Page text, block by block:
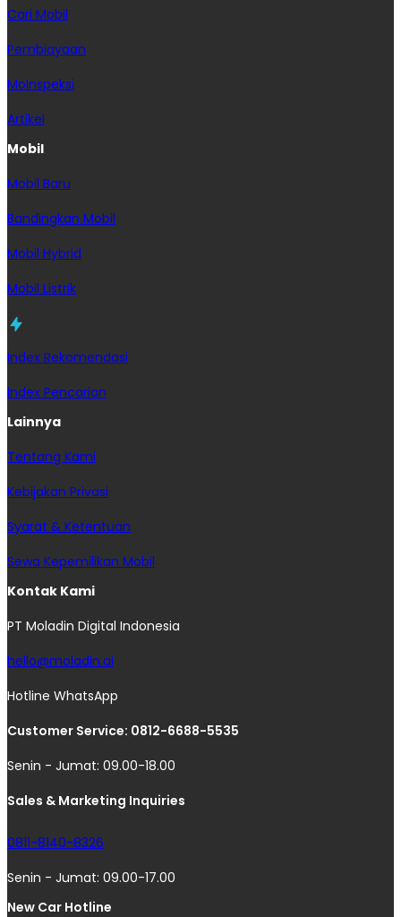
Cari Mobil
Pembiayaan
MoInspeksi
Artikel
Mobil
Mobil Baru
Bandingkan Mobil
Mobil Hybrid
Mobil Listrik
Index Rekomendasi
Index Pencarian
Lainnya
Tentang Kami
Kebijakan Privasi
Syarat & Ketentuan
Sewa Kepemilikan Mobil
Kontak Kami
PT Moladin Digital Indonesia
hello@moladin.ai
Hotline WhatsApp
Customer Service: 0812-6688-5535
Senin - Jumat: 09.00-18.00
Sales & Marketing Inquiries
0811-8140-8326
Senin - Jumat: 09.00-17.00
New Car Hotline